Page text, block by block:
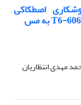
اصطکاکی
مهدی انتظاریان